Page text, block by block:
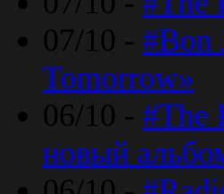
07/10 - #Bon
Tomorrow»
06/10 - #The
новый